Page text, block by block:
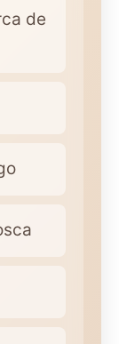
de